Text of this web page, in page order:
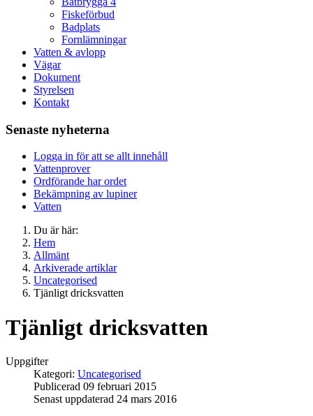
Fiskeförbud
Badplats
Fornlämningar
Vatten & avlopp
Vägar
Dokument
Styrelsen
Kontakt
Senaste nyheterna
Logga in för att se allt innehåll
Vattenprover
Ordförande har ordet
Bekämpning av lupiner
Vatten
Du är här:
Hem
Allmänt
Arkiverade artiklar
Uncategorised
Tjänligt dricksvatten
Tjänligt dricksvatten
Uppgifter
Kategori: Uncategorised
Publicerad 09 februari 2015
Senast uppdaterad 24 mars 2016